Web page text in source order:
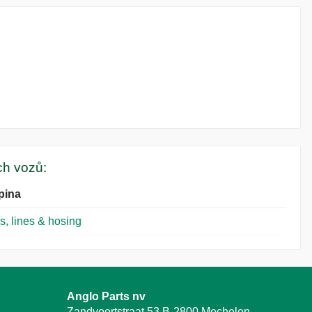
vozů:
lines & hosing
Anglo Parts nv